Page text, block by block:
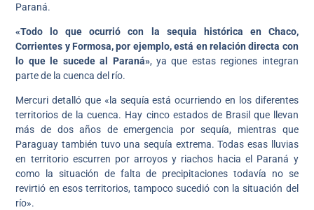
Paraná.
«Todo lo que ocurrió con la sequia histórica en Chaco,
Corrientes y Formosa, por ejemplo, está en relación directa con
lo que le sucede al Paraná», ya que estas regiones integran
parte de la cuenca del río.
Mercuri detalló que «la sequía está ocurriendo en los diferentes
territorios de la cuenca. Hay cinco estados de Brasil que llevan
más de dos años de emergencia por sequía, mientras que
Paraguay también tuvo una sequía extrema. Todas esas lluvias
en territorio escurren por arroyos y riachos hacia el Paraná y
como la situación de falta de precipitaciones todavía no se
revirtió en esos territorios, tampoco sucedió con la situación del
río».